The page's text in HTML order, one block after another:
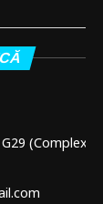
(Complex